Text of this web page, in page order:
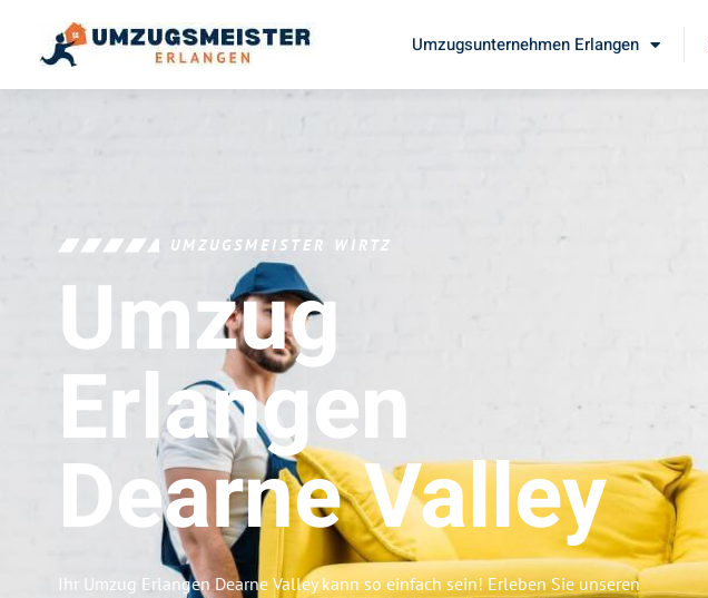
Umzugsunternehmen Erlangen
UMZUGSMEISTER WIRTZ
Umzug
Erlangen
Dearne Valley
Ihr Umzug Erlangen Dearne Valley kann so einfach sein! Erleben Sie unseren